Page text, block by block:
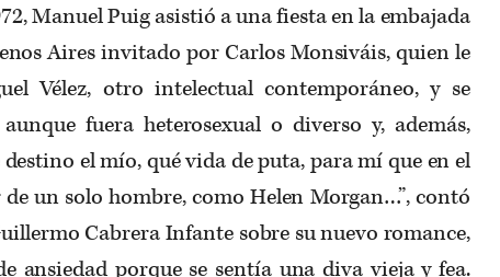
Manuel Puig asistió a una fiesta en la embajada
Aires invitado por Carlos Monsiváis, quien le
Vélez, otro intelectual contemporáneo, y se
fuera heterosexual o diverso y, además,
el mío, qué vida de puta, para mí que en el
un solo hombre, como Helen Morgan…”, contó
Cabrera Infante sobre su nuevo romance,
ansiedad porque se sentía una diva vieja y fea.